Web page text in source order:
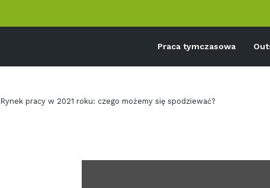
Praca tymczasowa
Rynek pracy w 2021 roku: czego możemy się spodziewać?